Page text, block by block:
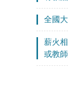
全國
薪火
或教